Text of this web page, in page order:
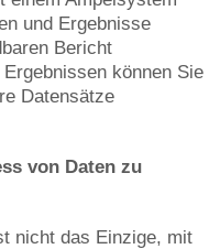
und Ergebnisse
Bericht
können Sie
Datensätze
von Daten zu
nicht das Einzige, mit